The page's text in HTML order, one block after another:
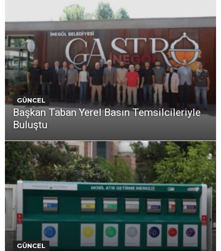
GÜNCEL
Başkan Taban Yerel Basın Temsilcileriyle
Buluştu
GÜNCEL